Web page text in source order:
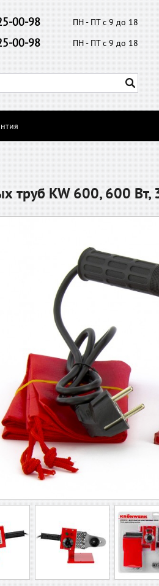
00-98
ПН - ПТ с 9 до 18
00-98 ПН - ПТ с 9 до 18
труб KW 600, 600